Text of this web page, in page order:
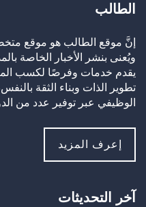
الطالب
إنَّ موقع الطالب هو موقع
ويُعنى بنشر الأخبار الخاصة
يقدم خدمات وفرصًا لكسب
تطوير الذات وبناء الثقة
الوظيفي عبر توفير عدد من
إعرف المزيد
آخر التحديثات